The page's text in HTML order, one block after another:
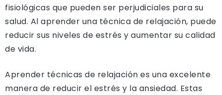
fisiológicas que pueden ser perjudiciales para su
salud. Al aprender una técnica de relajación, puede
reducir sus niveles de estrés y aumentar su calidad
de vida.
Aprender técnicas de relajación es una excelente
manera de reducir el estrés y la ansiedad. Estas